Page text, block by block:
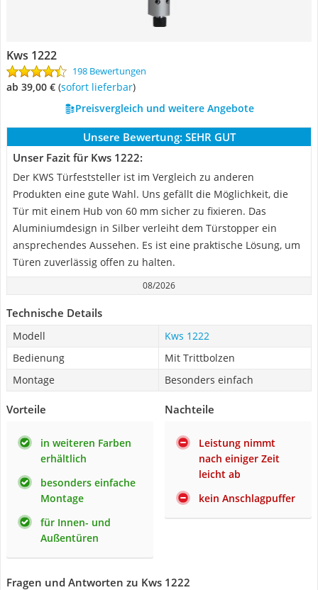
Kws 1222
198 Bewertungen
ab 39,00 € ( Sofort lieferbar)
Preisvergleich und weitere Angebote
Unsere Bewertung: SEHR GUT
Unser Fazit für Kws 1222:
Der KWS Türfeststeller ist im Vergleich zu anderen
Produkten eine gute Wahl. Uns gefällt die Möglichkeit, die
Tür mit einem Hub von 60 mm sicher zu fixieren. Das
Aluminiumdesign in Silber verleiht dem Türstopper ein
ansprechendes Aussehen. Es ist eine praktische Lösung, um
Türen zuverlässig offen zu halten.
08/2026
Technische Details
Modell
Kws 1222
Bedienung
Mit Trittbolzen
Montage
Besonders einfach
Vorteile
in weiteren Farben
erhältlich
besonders einfache
Montage
für Innen- und
Außentüren
Nachteile
Leistung nimmt
nach einiger Zeit
leicht ab
kein Anschlagpuffer
Fragen und Antworten zu Kws 1222